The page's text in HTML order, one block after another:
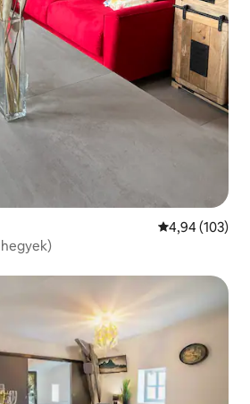
Átlagos
4,94 (103)
hegyek)